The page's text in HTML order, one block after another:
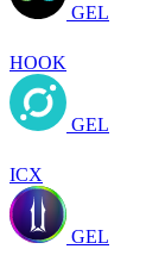
GEL
HOOK
GEL
ICX
GEL